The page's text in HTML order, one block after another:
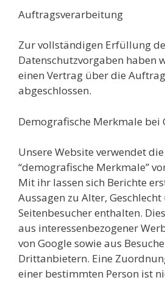
Auftragsverarbeitung
Zur vollständigen Erfüllung
Datenschutzvorgaben haben
einen Vertrag über die
abgeschlossen.
Demografische Merkmale bei
Unsere Website verwendet
“demografische Merkmale”
Mit ihr lassen sich Berichte
Aussagen zu Alter,
Seitenbesucher enthalten.
aus interessenbezogener
von Google sowie aus
Drittanbietern. Eine
einer bestimmten Person ist